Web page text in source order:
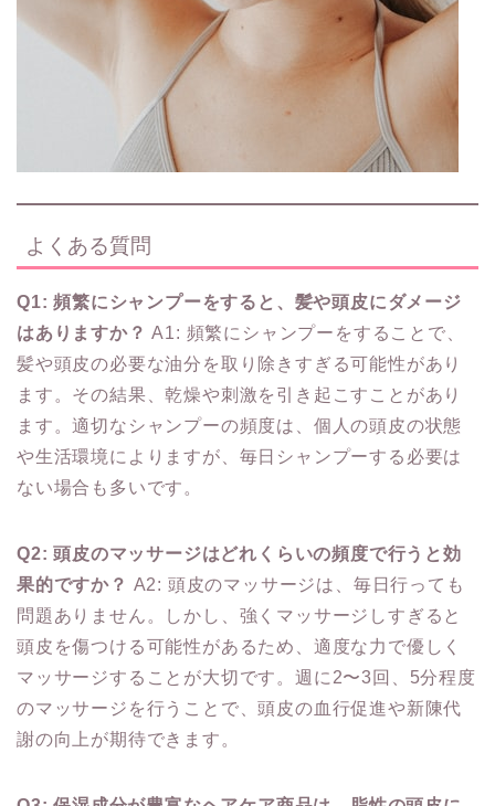
よくある質問
Q1: 頻繁にシャンプーをすると、髪や頭皮にダメージ
はありますか？ A1: 頻繁にシャンプーをすることで、
髪や頭皮の必要な油分を取り除きすぎる可能性があり
ます。その結果、乾燥や刺激を引き起こすことがあり
ます。適切なシャンプーの頻度は、個人の頭皮の状態
や生活環境によりますが、毎日シャンプーする必要は
ない場合も多いです。
Q2: 頭皮のマッサージはどれくらいの頻度で行うと効
果的ですか？ A2: 頭皮のマッサージは、毎日行っても
問題ありません。しかし、強くマッサージしすぎると
頭皮を傷つける可能性があるため、適度な力で優しく
マッサージすることが大切です。週に2〜3回、5分程度
のマッサージを行うことで、頭皮の血行促進や新陳代
謝の向上が期待できます。